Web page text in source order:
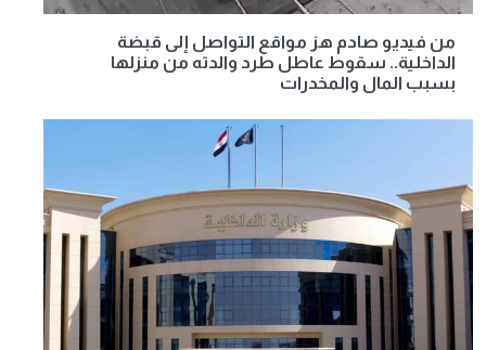
من فيديو صادم هز مواقع التواصل إلى قبضة
الداخلية.. سقوط عاطل طرد والدته من منزلها
بسبب المال والمخدرات